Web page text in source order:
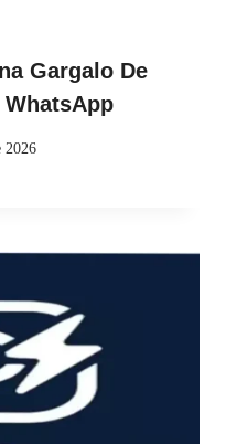
Gargalo De
WhatsApp
2026